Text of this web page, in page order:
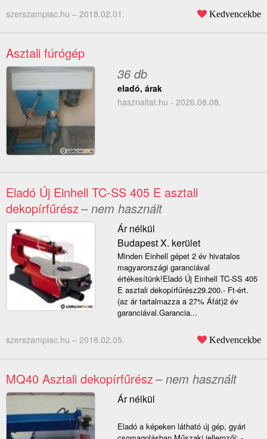
szerszampiac.hu – 2018.02.01. Kedvencekbe
Asztali fúrógép
36 db
eladó, árak
hasznaltat.hu - 2026.08.08.
Eladó Új Einhell TC-SS 405 E asztali
dekopírfűrész– nem használt
Ár nélkül
Budapest X. kerület
Minden Einhell gépet 2 év hivatalos
magyarországi garanciával
értékesítünk!Eladó Új Einhell TC-SS 405
E asztali dekopírfűrész29.200.- Ft-ért.
(az ár tartalmazza a 27% Áfát)2 év
garanciával.Garancia...
szerszampiac.hu – 2018.02.05. Kedvencekbe
MQ40 Asztali dekopírfűrész– nem használt
Ár nélkül
Eladó a képeken látható új gép, gyári